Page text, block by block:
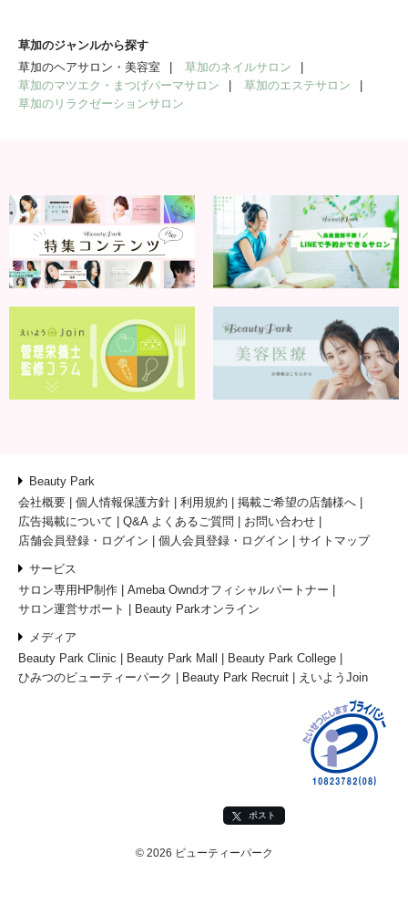
草加のジャンルから探す
草加のヘアサロン・美容室
草加のネイルサロン
草加のマツエク・まつげパーマサロン
草加のエステサロン
草加のリラクゼーションサロン
Beauty Park
会社概要
個人情報保護方針 利用規約
掲載ご希望の店舗様へ
広告掲載について
Q&A よくあるご質問
お問い合わせ
店舗会員登録・ログイン
個人会員登録・ログイン サイトマップ
サービス
サロン専用HP制作
Ameba Owndオフィシャルパートナー
サロン運営サポート
Beauty Parkオンライン
メディア
Beauty Park Clinic
Beauty Park Mall
Beauty Park College
ひみつのビューティーパーク
Beauty Park Recruit えいようJoin
ポスト
© 2026 ビューティーパーク